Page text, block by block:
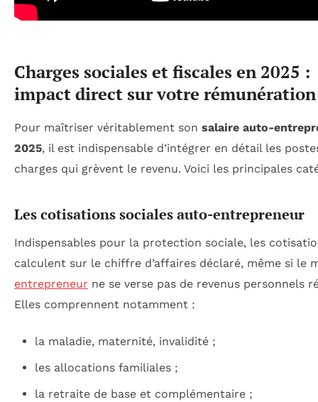
Charges sociales et fiscales en 2025 :
impact direct sur votre rémunération
Pour maîtriser véritablement son salaire auto-
2025, il est indispensable d’intégrer en détail les
charges qui grèvent le revenu. Voici les principales
Les cotisations sociales auto-entrepreneur
Indispensables pour la protection sociale, les
calculent sur le chiffre d’affaires déclaré, même si le
entrepreneur ne se verse pas de revenus personnels
Elles comprennent notamment :
la maladie, maternité, invalidité ;
les allocations familiales ;
la retraite de base et complémentaire ;